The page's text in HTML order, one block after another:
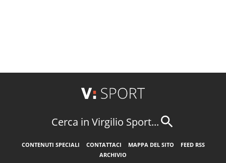
Cerca in Virgilio Sport...
CONTENUTI SPECIALI CONTATTACI MAPPA DEL SITO
FEED RSS
ARCHIVIO